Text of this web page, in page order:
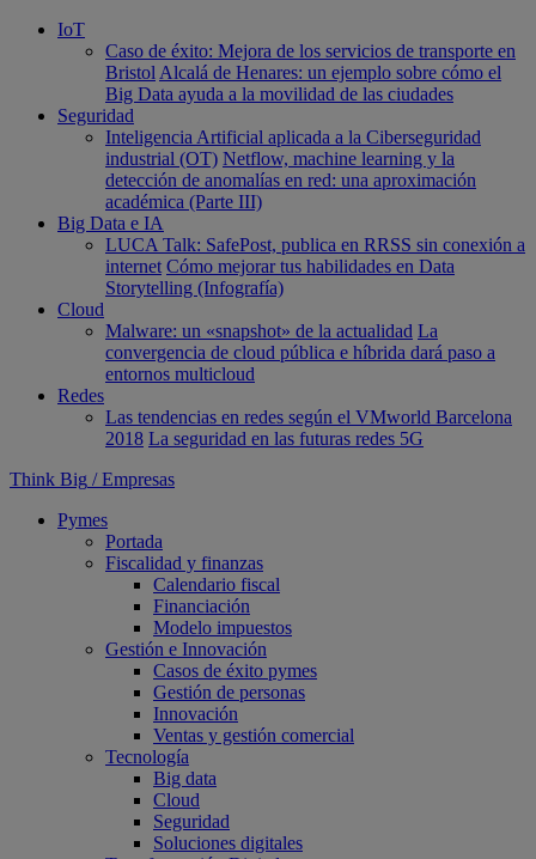
IoT
Caso de éxito: Mejora de los servicios de transporte en
Bristol Alcalá de Henares: un ejemplo sobre cómo el
Big Data ayuda a la movilidad de las ciudades
Seguridad
Inteligencia Artificial aplicada a la Ciberseguridad
industrial (OT) Netflow, machine learning y la
detección de anomalías en red: una aproximación
académica (Parte III)
Big Data e IA
LUCA Talk: SafePost, publica en RRSS sin conexión a
internet Cómo mejorar tus habilidades en Data
Storytelling (Infografía)
Cloud
Malware: un «snapshot» de la actualidad La
convergencia de cloud pública e híbrida dará paso a
entornos multicloud
Redes
Las tendencias en redes según el VMworld Barcelona
2018 La seguridad en las futuras redes 5G
Think Big / Empresas
Pymes
Portada
Fiscalidad y finanzas
Calendario fiscal
Financiación
Modelo impuestos
Gestión e Innovación
Casos de éxito pymes
Gestión de personas
Innovación
Ventas y gestión comercial
Tecnología
Big data
Cloud
Seguridad
Soluciones digitales